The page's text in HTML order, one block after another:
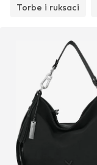
Torbe i ruksaci